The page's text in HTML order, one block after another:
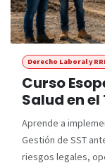
Derecho Laboral y
Curso
Salud en
Aprende a
Gestión de SST
riesgos legales,